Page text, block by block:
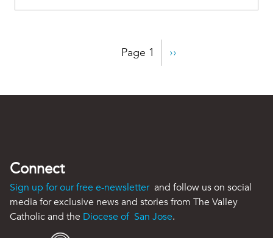
Page 1
Next
››
Connect
Sign up for our free e-newsletter and follow us on social
media for exclusive news and stories from The Valley
Catholic and the Diocese of San Jose.